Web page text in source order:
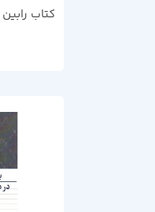
کتاب